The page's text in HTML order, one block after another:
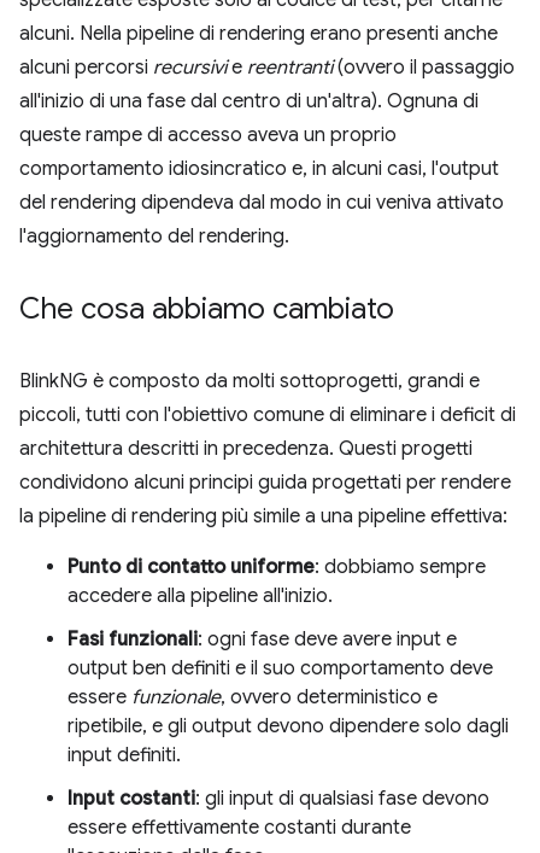
alcuni. Nella pipeline di rendering erano presenti anche
alcuni percorsi recursivie reentranti(ovvero il passaggio
all'inizio di una fase dal centro di un'altra). Ognuna di
queste rampe di accesso aveva un proprio
comportamento idiosincratico e, in alcuni casi, l'output
del rendering dipendeva dal modo in cui veniva attivato
l'aggiornamento del rendering.
Che cosa abbiamo cambiato
BlinkNG è composto da molti sottoprogetti, grandi e
piccoli, tutti con l'obiettivo comune di eliminare i deficit di
architettura descritti in precedenza. Questi progetti
condividono alcuni principi guida progettati per rendere
la pipeline di rendering più simile a una pipeline effettiva:
Punto di contatto uniforme: dobbiamo sempre
accedere alla pipeline all'inizio.
Fasi funzionali: ogni fase deve avere input e
output ben definiti e il suo comportamento deve
essere funzionale, ovvero deterministico e
ripetibile, e gli output devono dipendere solo dagli
input definiti.
Input costanti: gli input di qualsiasi fase devono
essere effettivamente costanti durante